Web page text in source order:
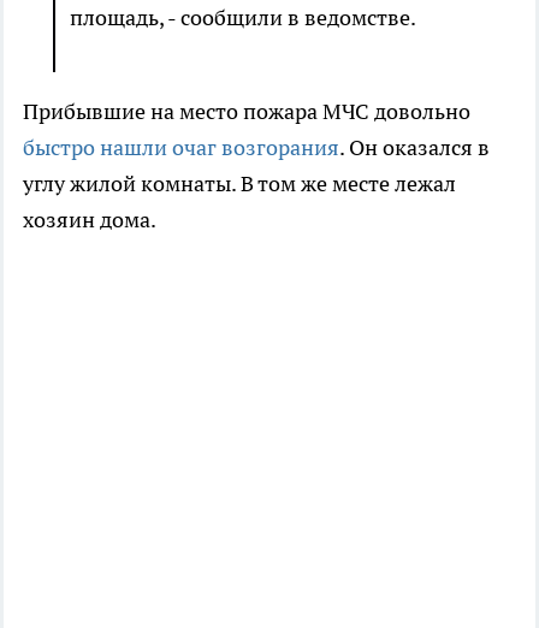
площадь, - сообщили в ведомстве.
Прибывшие на место пожара МЧС довольно
быстро нашли очаг возгорания. Он оказался в
углу жилой комнаты. В том же месте лежал
хозяин дома.